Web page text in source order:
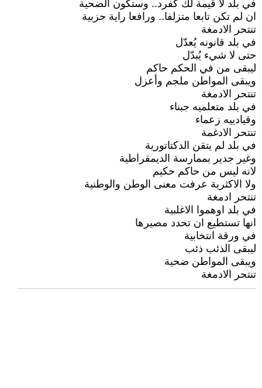
في بلد لا قيمة لك كفرد.. وستكون الضحية
ان لم تكن تابعا متزلفا.. ورافعا راية حزبية
تنتحر الادمغة
في بلد قانونه يُعدّل
حتى لا شيء يُبدّل
ليبقى من في الحكم حاكم
ويبقى المواطن ملجم وأعزل
تنتحر الادمغة
في بلد متعلميه جبناء
وقيادييه زعماء
تنتحر الادغمة
في بلد لم يتقن الدكتاتورية
وغير جدير بممارسة الديمقراطية
لانه ليس من حاكم حكيم
ولا الاكثرية عرفت معنى الوطن والوطنية
تنتحر ادمغة
في بلد اوهموا الاغلبية
انها تستطيع ان تحدد مصيرها
في ورقة انتخابية
ليبقى الذئب ذئب
ويبقى المواطن ضحية
تنتحر الادمغة